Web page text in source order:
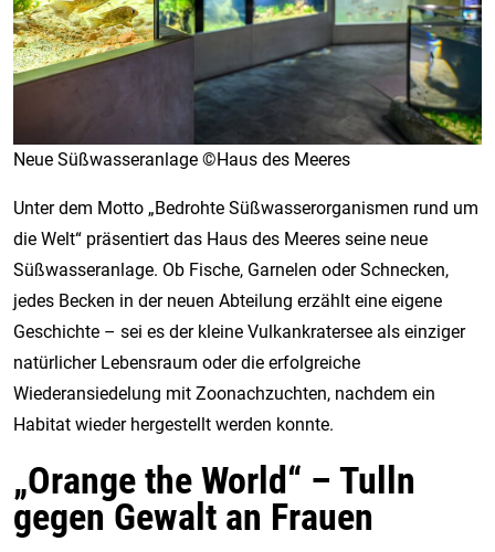
Neue Süßwasseranlage ©Haus des Meeres
Unter dem Motto „Bedrohte Süßwasserorganismen rund um
die Welt“ präsentiert das Haus des Meeres seine neue
Süßwasseranlage. Ob Fische, Garnelen oder Schnecken,
jedes Becken in der neuen Abteilung erzählt eine eigene
Geschichte – sei es der kleine Vulkankratersee als einziger
natürlicher Lebensraum oder die erfolgreiche
Wiederansiedelung mit Zoonachzuchten, nachdem ein
Habitat wieder hergestellt werden konnte.
„Orange the World“ – Tulln
gegen Gewalt an Frauen